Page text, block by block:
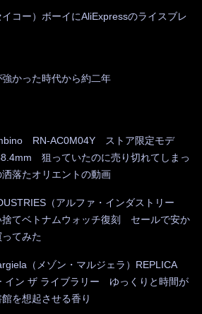
コー）ボーイにAliExpressのライスブレ
かった時代から約二年
RN-AC0M04Y ストア限定モデ
狙っていたのに売り切れてしまっ
落たオリエントの動画
（アルファ・インダストリー
てベトナムウォッチ復刻 セールで安か
てみた
（メゾン・マルジェラ）REPLICA
イン ザ ライブラリー ゆっくりと時間が
を想起させる香り